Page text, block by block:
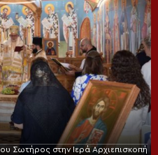
Σωτήρος στην Ιερά Αρχιεπισκοπή